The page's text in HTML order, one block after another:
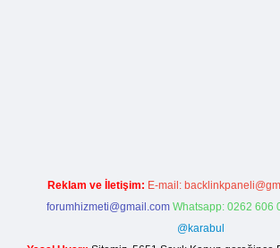
Reklam ve İletişim: E-mail:
forumhizmeti@gmail.com Whatsapp: 0262 606
@karabul